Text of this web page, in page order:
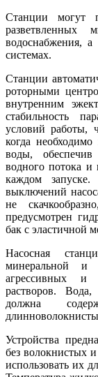
Станции могут
разветвленных
водоснабжения,
системах.
Станции
роторными
внутренним
стабильность
условий работы,
когда
воды, обеспечив
водного потока и
каждом
выключений
не
предусмотрен
бак с эластичной
Насосная
минеральной и
агрессивных и
растворов.
должна
Устройства
без волокнистых
использовать их